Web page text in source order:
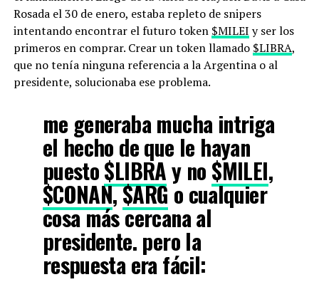
Rosada el 30 de enero, estaba repleto de snipers
intentando encontrar el futuro token $MILEI y ser los
primeros en comprar. Crear un token llamado $LIBRA,
que no tenía ninguna referencia a la Argentina o al
presidente, solucionaba ese problema.
me generaba mucha intriga
el hecho de que le hayan
puesto$LIBRAy no $MILEI,
$CONAN,$ARGo cualquier
cosa más cercana al
presidente. pero la
respuesta era fácil: